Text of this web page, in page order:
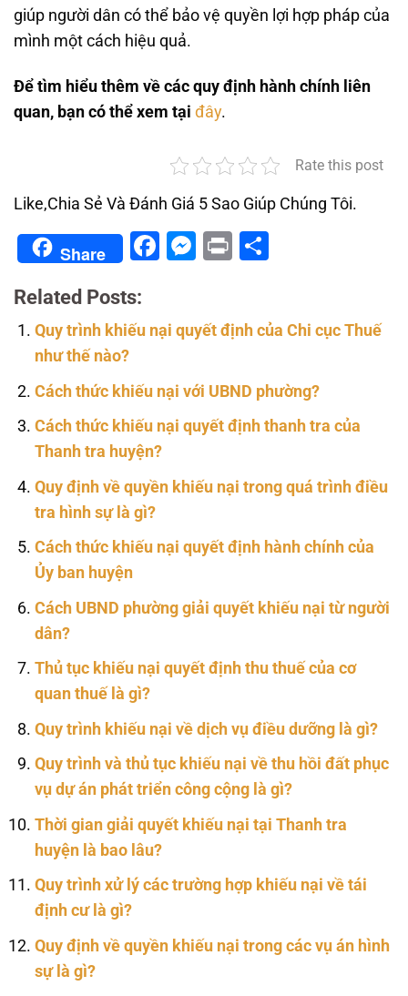
giúp người dân có thể bảo vệ quyền lợi hợp pháp của
mình một cách hiệu quả.
Để tìm hiểu thêm về các quy định hành chính liên
quan, bạn có thể xem tại đây.
Rate this post
Like,Chia Sẻ Và Đánh Giá 5 Sao Giúp Chúng Tôi.
Share Facebook
Messenger
Print
Related Posts:
Quy trình khiếu nại quyết định của Chi cục Thuế
như thế nào?
Cách thức khiếu nại với UBND phường?
Cách thức khiếu nại quyết định thanh tra của
Thanh tra huyện?
Quy định về quyền khiếu nại trong quá trình điều
tra hình sự là gì?
Cách thức khiếu nại quyết định hành chính của
Ủy ban huyện
Cách UBND phường giải quyết khiếu nại từ người
dân?
Thủ tục khiếu nại quyết định thu thuế của cơ
quan thuế là gì?
Quy trình khiếu nại về dịch vụ điều dưỡng là gì?
Quy trình và thủ tục khiếu nại về thu hồi đất phục
vụ dự án phát triển công cộng là gì?
Thời gian giải quyết khiếu nại tại Thanh tra
huyện là bao lâu?
Quy trình xử lý các trường hợp khiếu nại về tái
định cư là gì?
Quy định về quyền khiếu nại trong các vụ án hình
sự là gì?